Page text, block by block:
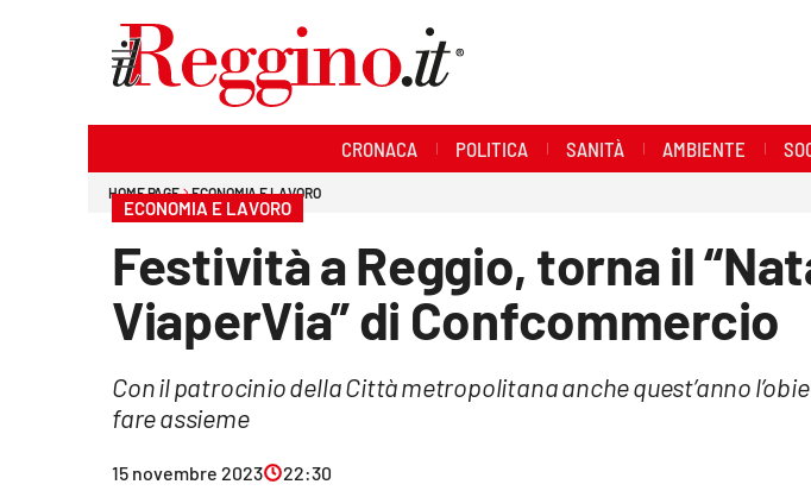
CRONACA POLITICA SANITÀ AMBIENTE
HOME PAGE ECONOMIA E LAVORO
ECONOMIA E LAVORO
Festività a Reggio, torna il
ViaperVia” di Confcommercio
Con il patrocinio della Città metropolitana anche quest’anno
fare assieme
15 novembre 2023 22:30